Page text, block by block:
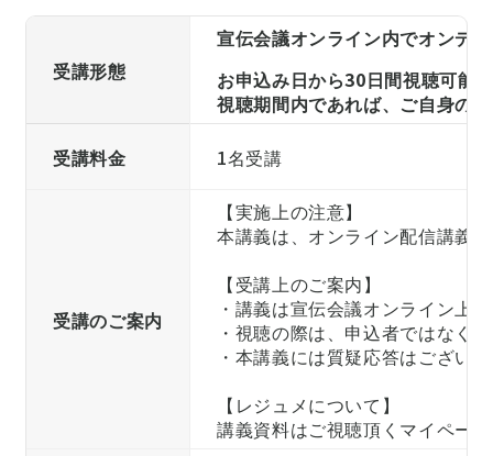
受講形態
宣伝会議オンライン内でオンデ
お申込み日から30日間視聴可能
視聴期間内であれば、ご自身の
受講料金 1名受講
受講のご案内
【実施上の注意】
本講義は、オンライン配信講義
【受講上のご案内】
・講義は宣伝会議オンライン上
・視聴の際は、申込者ではなく
・本講義には質疑応答はござい
【レジュメについて】
講義資料はご視聴頂くマイペー